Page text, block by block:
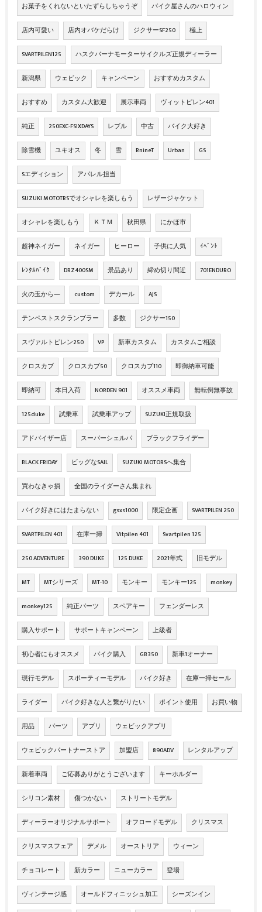
お菓子をくれないといたずらしちゃうぞ バイク屋さんのハロウィン
店内可愛い 店内オバケだらけ ジクサーSF250 極上
SVARTPILEN125 ハスクバーナモーターサイクルズ正規ディーラー
新潟県 ウェビック キャンペーン おすすめカスタム
おすすめ カスタム大歓迎 展示車両 ヴィットピレン401
純正 250EXC-FSIXDAYS レブル 中古 バイク大好き
除雪機 ユキオス 冬 雪 RnineT Urban GS
Sエディション アパレル担当
SUZUKI MOTOTRSでオシャレを楽しもう レザージャケット
オシャレを楽しもう ＫＴＭ 秋田県 にかほ市
超神ネイガー ネイガー ヒーロー 子供に人気 ｲﾍﾞﾝﾄ
ﾚﾝﾀﾙﾊﾞｲｸ DRZ400SM 景品あり 締め切り間近 701ENDURO
火の玉から― custom デカール AJS
テンペストスクランブラー 多数 ジクサー150
スヴァルトピレン250 VP 新車カスタム カスタムご相談
クロスカブ クロスカブ50 クロスカブ110 即御納車可能
即納可 本日入荷 NORDEN 901 オススメ車両 無転倒無事故
125duke 試乗車 試乗車アップ SUZUKI正規取扱
アドバイザー店 スーパーシェルパ ブラックフライデー
BLACK FRIDAY ビッグなSAIL SUZUKI MOTORSへ集合
買わなきゃ損 全国のライダーさん集まれ
バイク好きにはたまらない gsxs1000 限定企画 SVARTPILEN 250
SVARTPILEN 401 在庫一掃 Vitpilen 401 Svartpilen 125
250 ADVENTURE 390 DUKE 125 DUKE 2021年式 旧モデル
MT MTシリーズ MT-10 モンキー モンキー125 monkey
monkey125 純正パーツ スペアキー フェンダーレス
購入サポート サポートキャンペーン 上級者
初心者にもオススメ バイク購入 GB350 新車1オーナー
現行モデル スポーティーモデル バイク好き 在庫一掃セール
ライダー バイク好きな人と繋がりたい ポイント使用 お買い物
用品 パーツ アプリ ウェビックアプリ
ウェビックパートナーストア 加盟店 890ADV レンタルアップ
新着車両 ご応募ありがとうございます キーホルダー
シリコン素材 傷つかない ストリートモデル
ディーラーオリジナルサポート オフロードモデル クリスマス
クリスマスフェア デメル オーストリア ウィーン
チョコレート 新カラー ニューカラー 登場
ヴィンテージ感 オールドフィニッシュ加工 シーズンイン